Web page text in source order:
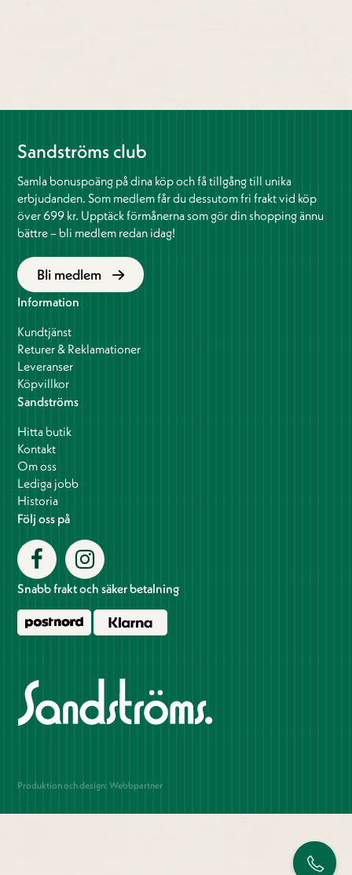
Sandströms club
Samla bonuspoäng på dina köp och få tillgång till unika
erbjudanden. Som medlem får du dessutom fri frakt vid köp
över 699 kr. Upptäck förmånerna som gör din shopping ännu
bättre – bli medlem redan idag!
Bli medlem
Information
Kundtjänst
Returer & Reklamationer
Leveranser
Köpvillkor
Sandströms
Hitta butik
Kontakt
Om oss
Lediga jobb
Historia
Följ oss på
Snabb frakt och säker betalning
Produktion och design: Webbpartner